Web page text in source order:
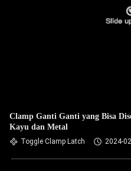
Clamp Ganti Ganti yang Bisa
Kayu dan Metal
Toggle Clamp Latch 2024-